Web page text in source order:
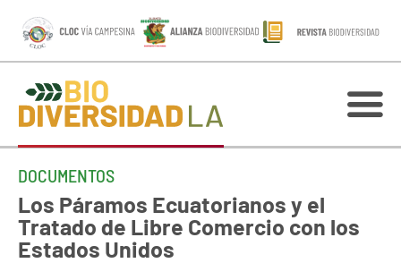
DOCUMENTOS
Los Páramos Ecuatorianos y el
Tratado de Libre Comercio con los
Estados Unidos